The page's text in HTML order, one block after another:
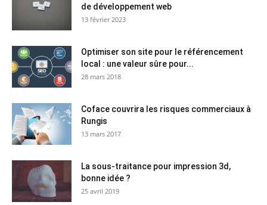
de développement web
13 février 2023
Optimiser son site pour le référencement
local : une valeur sûre pour...
28 mars 2018
Coface couvrira les risques commerciaux à
Rungis
13 mars 2017
La sous-traitance pour impression 3d,
bonne idée ?
25 avril 2019